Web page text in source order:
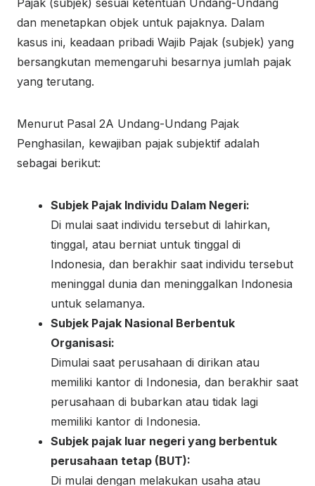
Pajak (subjek) sesuai ketentuan Undang-Undang
dan menetapkan objek untuk pajaknya. Dalam
kasus ini, keadaan pribadi Wajib Pajak (subjek) yang
bersangkutan memengaruhi besarnya jumlah pajak
yang terutang.
Menurut Pasal 2A Undang-Undang Pajak
Penghasilan, kewajiban pajak subjektif adalah
sebagai berikut:
Subjek Pajak Individu Dalam Negeri:
Di mulai saat individu tersebut di lahirkan,
tinggal, atau berniat untuk tinggal di
Indonesia, dan berakhir saat individu tersebut
meninggal dunia dan meninggalkan Indonesia
untuk selamanya.
Subjek Pajak Nasional Berbentuk
Organisasi:
Dimulai saat perusahaan di dirikan atau
memiliki kantor di Indonesia, dan berakhir saat
perusahaan di bubarkan atau tidak lagi
memiliki kantor di Indonesia.
Subjek pajak luar negeri yang berbentuk
perusahaan tetap (BUT):
Di mulai dengan melakukan usaha atau